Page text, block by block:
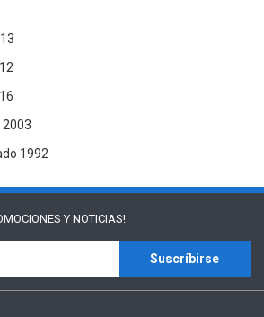
2003
1992
Y NOTICIAS!
Suscríbirse